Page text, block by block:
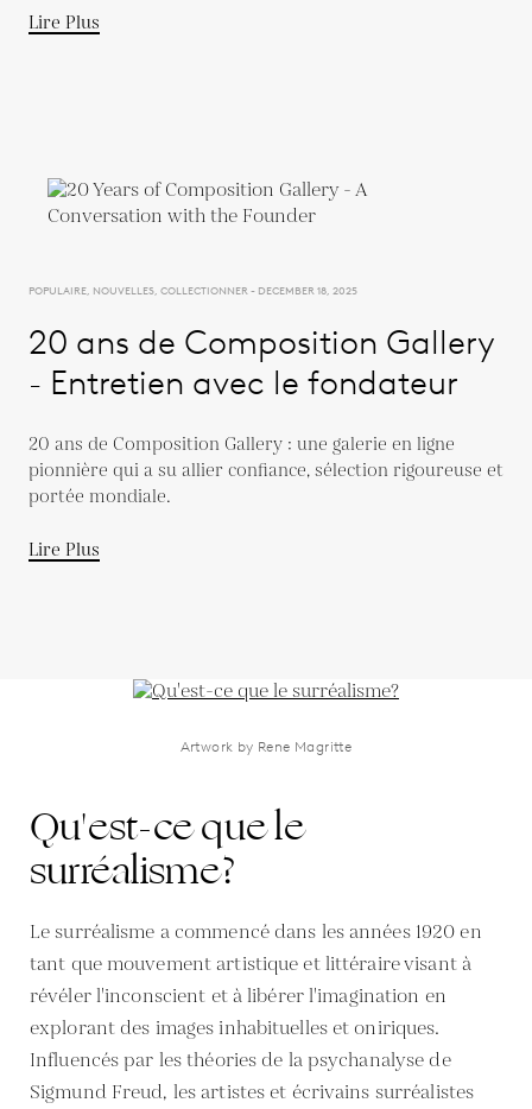
Lire Plus
POPULAIRE, NOUVELLES, COLLECTIONNER - DECEMBER 18, 2025
20 ans de Composition Gallery
- Entretien avec le fondateur
20 ans de Composition Gallery : une galerie en ligne
pionnière qui a su allier confiance, sélection rigoureuse et
portée mondiale.
Lire Plus
Artwork by Rene Magritte
Qu'est-ce que le
surréalisme?
Le surréalisme a commencé dans les années 1920 en
tant que mouvement artistique et littéraire visant à
révéler l'inconscient et à libérer l'imagination en
explorant des images inhabituelles et oniriques.
Influencés par les théories de la psychanalyse de
Sigmund Freud, les artistes et écrivains surréalistes